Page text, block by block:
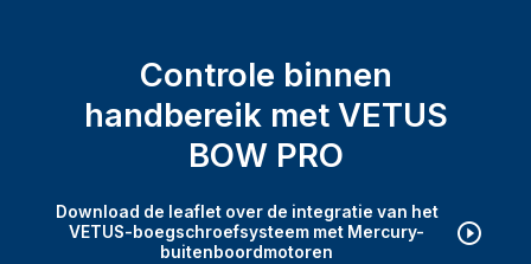
Controle binnen
handbereik met VETUS
BOW PRO
Download de leaflet over de integratie van het
VETUS-boegschroefsysteem met Mercury-
buitenboordmotoren